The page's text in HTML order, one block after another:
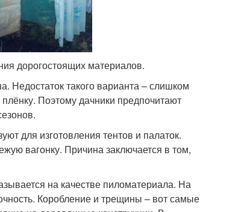
дорогостоящих материалов.
такого варианта – слишком
Поэтому дачники предпочитают
для изготовления тентов и палаток.
вагонку. Причина заключается в том,
на качестве пиломатериала. На
Коробление и трещины – вот самые